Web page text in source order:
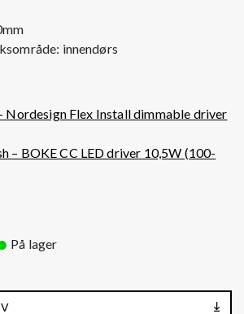
innendørs
Nordesign Flex Install dimmable driver
– BOKE CC LED driver 10,5W (100-
På lager